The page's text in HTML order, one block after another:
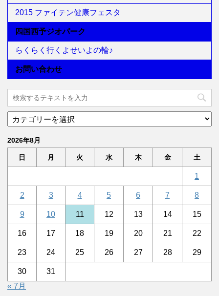
2015 ファイテン健康フェスタ
四国西予ジオパーク
らくらく行くよせいよの輪♪
お問い合わせ
2026年8月
日 月 火 水 木 金 土
1
2 3 4 5 6 7 8
9 10 11 12 13 14 15
16 17 18 19 20 21 22
23 24 25 26 27 28 29
30
31
« 7月